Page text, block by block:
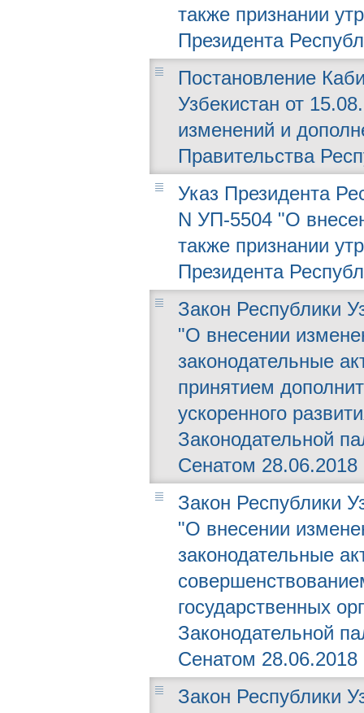
также признании
Президента
Постановление
Узбекистан от
изменений и
Правительства
Указ Президента
N УП-5504 "О
также признании
Президента
Закон Республики
"О внесении
законодательные
принятием
ускоренного
Законодательной
Сенатом 28.06.2018
Закон Республики
"О внесении
законодательные
государственных
Законодательной
Сенатом 28.06.2018
Закон Республики